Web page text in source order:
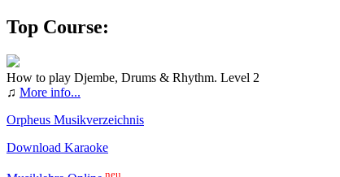
Top Course:
How to play Djembe, Drums & Rhythm. Level 2
♫ More info...
Orpheus Musikverzeichnis
Download Karaoke
neu